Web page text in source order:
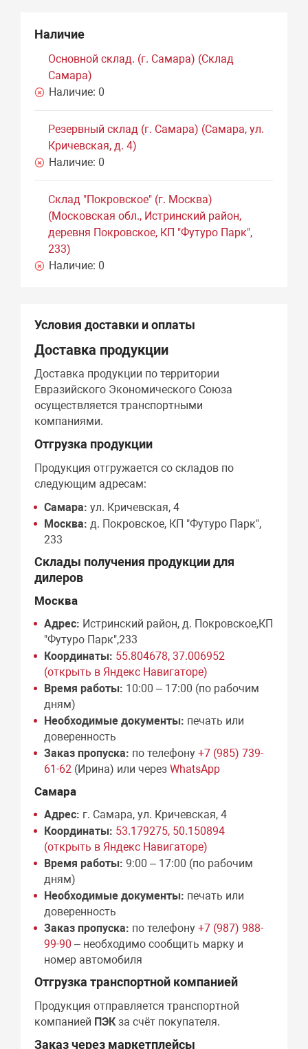
Наличие
Основной склад. (г. Самара) (Склад
Самара)
Наличие: 0
Резервный склад (г. Самара) (Самара, ул.
Кричевская, д. 4)
Наличие: 0
Склад "Покровское" (г. Москва)
(Московская обл., Истринский район,
деревня Покровское, КП "Футуро Парк",
233)
Наличие: 0
Условия доставки и оплаты
Доставка продукции
Доставка продукции по территории
Евразийского Экономического Союза
осуществляется транспортными
компаниями.
Отгрузка продукции
Продукция отгружается со складов по
следующим адресам:
Самара: ул. Кричевская, 4
Москва: д. Покровское, КП "Футуро Парк",
233
Склады получения продукции для
дилеров
Москва
Адрес: Истринский район, д. Покровское,КП
"Футуро Парк",233
Координаты: 55.804678, 37.006952
(открыть в Яндекс Навигаторе)
Время работы: 10:00 – 17:00 (по рабочим
дням)
Необходимые документы: печать или
доверенность
Заказ пропуска: по телефону+7 (985) 739-
61-62 (Ирина) или черезWhatsApp
Самара
Адрес: г. Самара, ул. Кричевская, 4
Координаты: 53.179275, 50.150894
(открыть в Яндекс Навигаторе)
Время работы: 9:00 – 17:00 (по рабочим
дням)
Необходимые документы: печать или
доверенность
Заказ пропуска: по телефону+7 (987) 988-
99-90 – необходимо сообщить марку и
номер автомобиля
Отгрузка транспортной компанией
Продукция отправляется транспортной
компанией ПЭКза счёт покупателя.
Заказ через маркетплейсы